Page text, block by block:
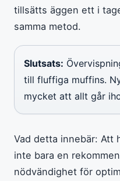
tillsätts äggen ett i
samma metod.
Slutsats:
till fluffiga muffins.
mycket att allt går
Vad detta innebär: Att
inte bara en
nödvändighet för